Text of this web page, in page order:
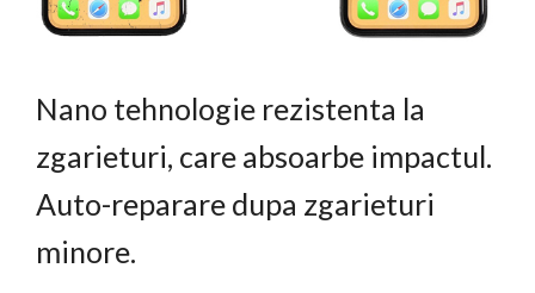
Nano tehnologie rezistenta la
zgarieturi, care absoarbe impactul.
Auto-reparare dupa zgarieturi
minore.